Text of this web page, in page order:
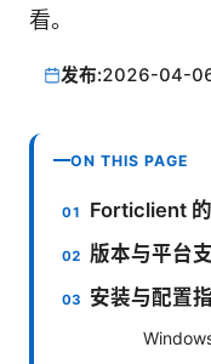
看。
发布:2026-04-
ON THIS PAGE
Forticlient
版本与平台
安装与配置